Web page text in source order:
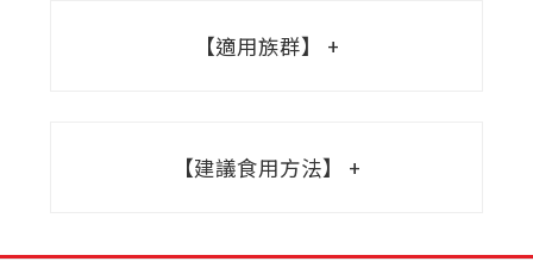
【適用族群】
【建議食用方法】